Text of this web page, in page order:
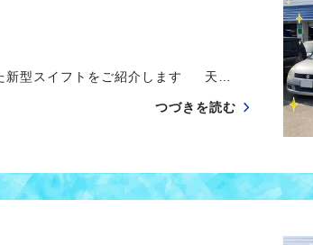
新型スイフトをご紹介します 天…
つづきを読む